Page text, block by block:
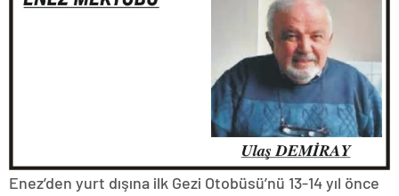
Enez’den yurt dışına ilk Gezi Otobüsü’nü 13-14 yıl önce